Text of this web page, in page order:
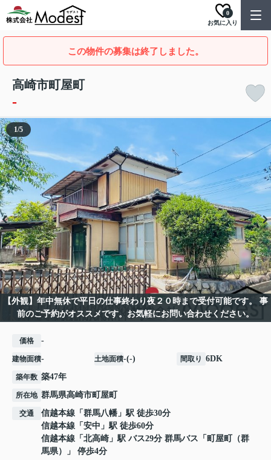
お気に入り
0
この物件の募集は終了しました。
高崎市町屋町
-
【外観】年中無休で平日の仕事終わり夜２０時まで受付可能です。 事
前のご予約がオススメです。お気軽にお問い合わせください。
1/5
価格 -
建物面積- 土地面積-(-) 間取り 6DK
築年数 築47年
所在地 群馬県高崎市町屋町
交通 信越本線 「 群馬八幡 」駅 徒歩30分
信越本線 「 安中 」駅 徒歩60分
信越本線 「 北高崎 」駅 バス29分 群馬バス「町屋町（群
馬県）」 停歩4分